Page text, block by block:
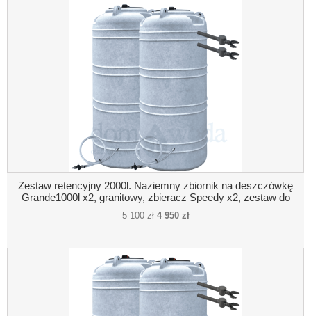
Zestaw retencyjny 2000l. Naziemny zbiornik na deszczówkę
Grande1000l x2, granitowy, zbieracz Speedy x2, zestaw do
poboru wody
5 100 zł 4 950 zł